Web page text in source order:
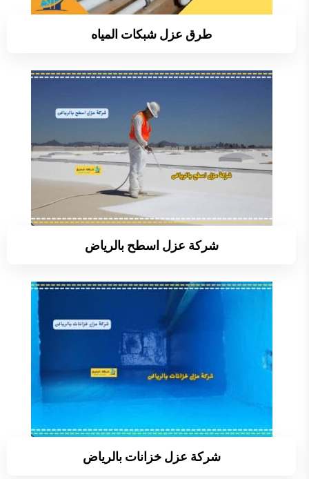
طرق عزل شبكات المياه
شركة عزل اسطح بالرياض
شركة عزل خزانات بالرياض